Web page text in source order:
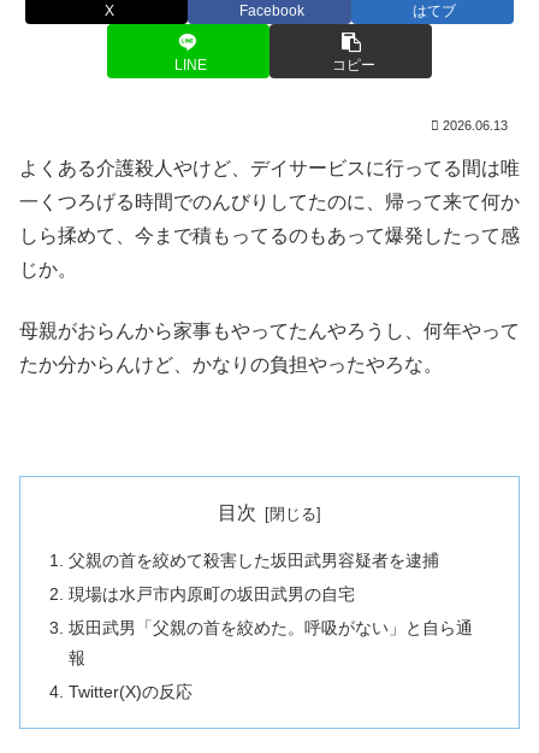
X Facebook はてブ
LINE コピー
2026.06.13
よくある介護殺人やけど、デイサービスに行ってる間は唯
一くつろげる時間でのんびりしてたのに、帰って来て何か
しら揉めて、今まで積もってるのもあって爆発したって感
じか。
母親がおらんから家事もやってたんやろうし、何年やって
たか分からんけど、かなりの負担やったやろな。
目次
父親の首を絞めて殺害した坂田武男容疑者を逮捕
現場は水戸市内原町の坂田武男の自宅
坂田武男「父親の首を絞めた。呼吸がない」と自ら通
報
Twitter(X)の反応